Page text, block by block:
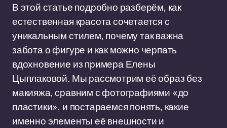
В этой статье подробно разберём, как
естественная красота сочетается с
уникальным стилем, почему так важна
забота о фигуре и как можно черпать
вдохновение из примера Елены
Цыплаковой. Мы рассмотрим её образ без
макияжа, сравним с фотографиями «до
пластики», и постараемся понять, какие
именно элементы её внешности и